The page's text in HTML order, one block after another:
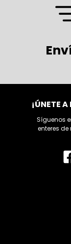
¡ÚNETE
Síguenos
enteres